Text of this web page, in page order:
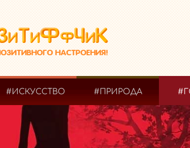
#ИСКУССТВО #ПРИРОДА